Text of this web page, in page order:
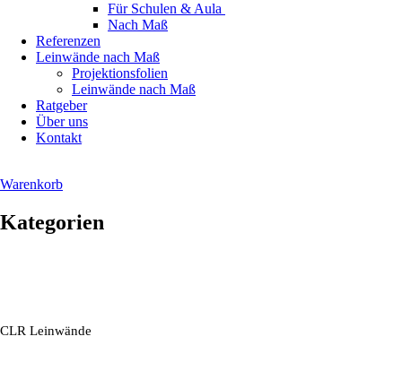
Für Schulen & Aula
Nach Maß
Referenzen
Leinwände nach Maß
Projektionsfolien
Leinwände nach Maß
Ratgeber
Über uns
Kontakt
Warenkorb
Kategorien
CLR Leinwände